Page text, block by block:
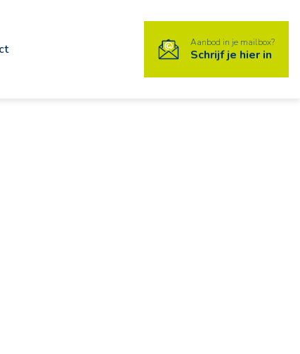
Aanbod in je mailbox?
Schrijf je hier in